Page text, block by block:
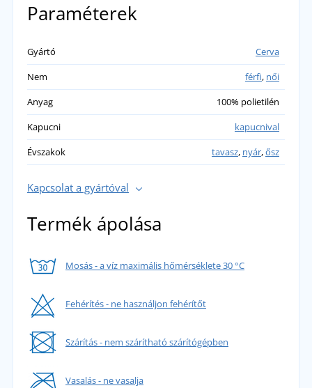
Paraméterek
Gyártó
Cerva
Nem
férfi, női
Anyag
100% polietilén
Kapucni
kapucnival
Évszakok
tavasz, nyár,ősz
Kapcsolat a gyártóval
Termék ápolása
Mosás - a víz maximális hőmérséklete 30 °C
Fehérítés - ne használjon fehérítőt
Szárítás - nem szárítható szárítógépben
Vasalás - ne vasalja